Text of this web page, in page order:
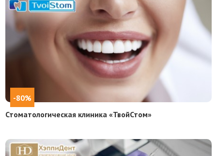
-80%
Стоматологическая клиника «ТвойСтом»